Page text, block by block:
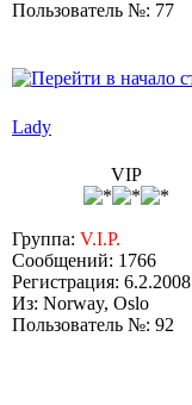
Пользователь №: 77
Lady
VIP
Группа: V.I.P.
Сообщений: 1766
Регистрация: 6.2.2008
Из: Norway, Oslo
Пользователь №: 92